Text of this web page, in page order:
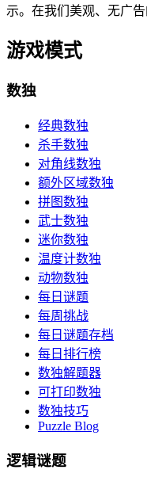
示。在我们美观、无广
游戏模式
数独
经典数独
杀手数独
对角线数独
额外区域数独
拼图数独
武士数独
迷你数独
温度计数独
动物数独
每日谜题
每周挑战
每日谜题存档
每日排行榜
数独解题器
可打印数独
数独技巧
Puzzle Blog
逻辑谜题